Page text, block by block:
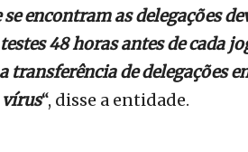
encontram as delegações
48 horas antes de cada
transferência de delegações
“, disse a entidade.